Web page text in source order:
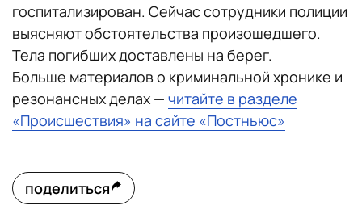
госпитализирован. Сейчас сотрудники полиции
выясняют обстоятельства произошедшего.
Тела погибших доставлены на берег.
Больше материалов о криминальной хронике и
резонансных делах — читайте в разделе
«Происшествия» на сайте «Постньюс»
поделиться